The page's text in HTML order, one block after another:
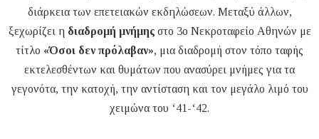
διάρκεια των επετειακών εκδηλώσεων. Μεταξύ άλλων,
ξεχωρίζει η διαδρομή μνήμηςστο 3ο Νεκροταφείο Αθηνών με
τίτλο «Όσοι δεν πρόλαβαν», μια διαδρομή στον τόπο ταφής
εκτελεσθέντων και θυμάτων που ανασύρει μνήμες για τα
γεγονότα, την κατοχή, την αντίσταση και τον μεγάλο λιμό του
χειμώνα του ‘41-‘42.